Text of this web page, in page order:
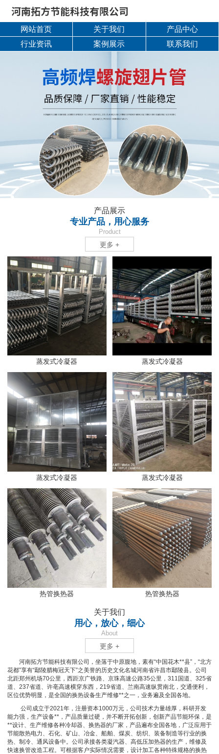
网站首页 关于我们
产品中心
行业资讯
案例展示 联系我们
产品展示
专业产品，用心服务
Product
更多 +
蒸发式冷凝器 蒸发式冷凝器
蒸发式冷凝器 蒸发式冷凝器
热管换热器 热管换热器
关于我们
用心，放心，细心
About
更多 +
河南拓方节能科技有限公司，坐落于中原腹地，素有“中国花木**县”，“北方
花都”享有“鄢陵腊梅冠天下”之美誉的历史文化名城河南省许昌市鄢陵县。公司
北距郑州机场70公里，西距京广铁路、京珠高速公路35公里，311国道、325省
道、237省道、许亳高速横穿东西，219省道、兰南高速纵贯南北，交通便利，
区位优势明显，是全国的换热设备生产维修**之一，业务遍及全国各地。
公司成立于2021年，注册资本1000万元，公司技术力量雄厚，科研开发
能力强，生产设备**，产品质量过硬，并不断开拓创新，创新产品节能环保，是
**设计、生产维修各种冷却器、换热器的厂家，产品遍布全国各地，广泛应用于
节能散热电力、石化、矿山、冶金、船舶、煤炭、纺织、装备制造等行业的换
热、制冷、通风设备中。公司承接各类凝汽器、高低压加热器的生产，维修及
快速换管改造工程。可根据客户实际情况需要，设计加工各种特殊规格的换热